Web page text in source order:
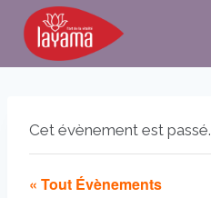
Aller
contenu
Cet évènement est passé.
« Tout Évènements